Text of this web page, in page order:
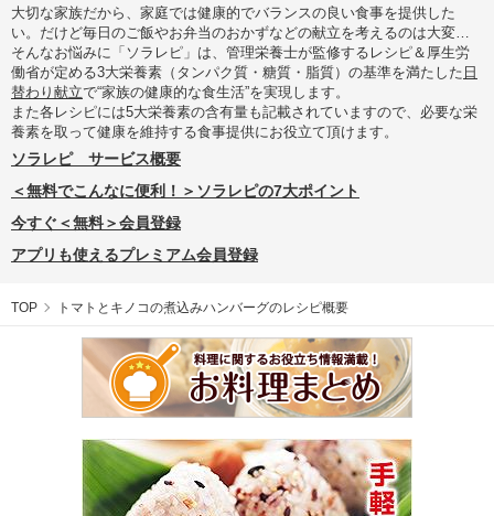
大切な家族だから、家庭では健康的でバランスの良い食事を提供した
い。だけど毎日のご飯やお弁当のおかずなどの献立を考えるのは大変…
そんなお悩みに「ソラレピ」は、管理栄養士が監修するレシピ＆厚生労
働省が定める3大栄養素（タンパク質・糖質・脂質）の基準を満たした 日
替わり献立で“家族の健康的な食生活”を実現します。
また各レシピには5大栄養素の含有量も記載されていますので、必要な栄
養素を取って健康を維持する食事提供にお役立て頂けます。
ソラレピ サービス概要
＜無料でこんなに便利！＞ソラレピの7大ポイント
今すぐ＜無料＞会員登録
アプリも使えるプレミアム会員登録
TOP トマトとキノコの煮込みハンバーグのレシピ概要